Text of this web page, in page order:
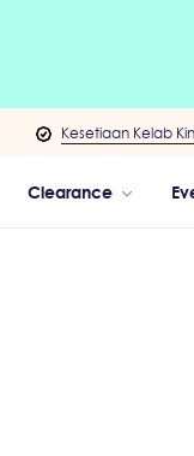
Kesetiaan Kelab
Clearance